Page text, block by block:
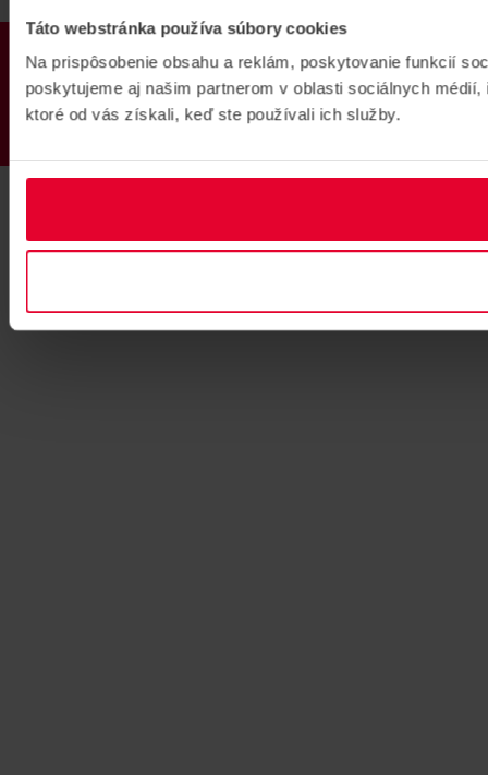
Táto webstránka používa súbory cookies
Na prispôsobenie obsahu a reklám, poskytovanie funkcií
poskytujeme aj našim partnerom v oblasti sociálnych
ktoré od vás získali, keď ste používali ich služby.
PRODUKTY